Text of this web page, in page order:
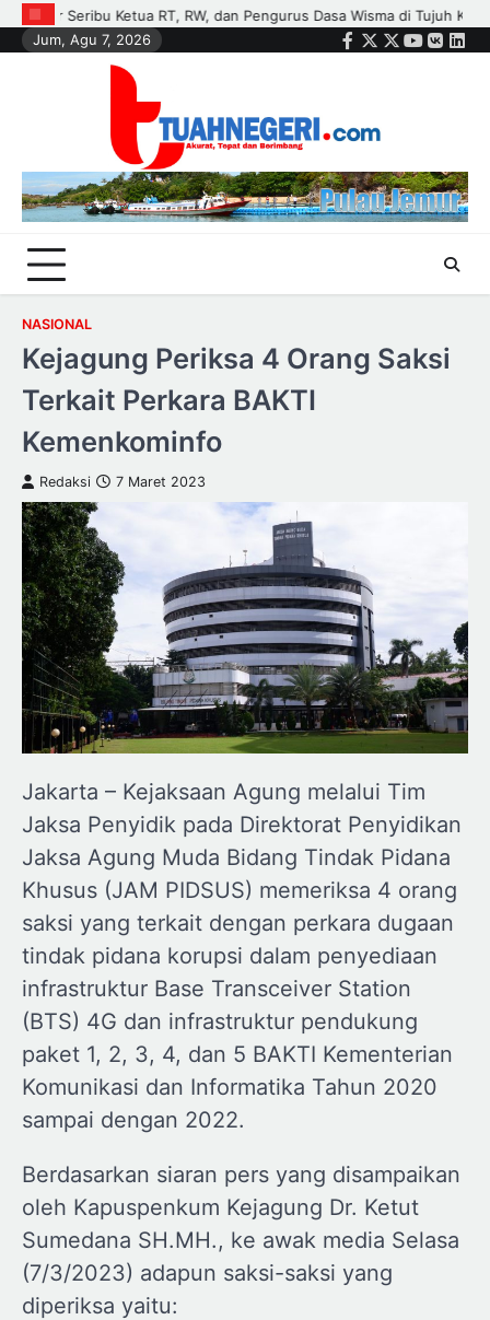
Skip
to
Kecamatan
Polisi dan Petani di Kandis Kawal Jagung 12
Jum, Agu 7, 2026
Facebook
Twitter
Instagram
Youtube
VK
NASIONAL
Kejagung Periksa 4 Orang Saksi
Terkait Perkara BAKTI
Kemenkominfo
Redaksi 7 Maret 2023
Jakarta – Kejaksaan Agung melalui Tim
Jaksa Penyidik pada Direktorat Penyidikan
Jaksa Agung Muda Bidang Tindak Pidana
Khusus (JAM PIDSUS) memeriksa 4 orang
saksi yang terkait dengan perkara dugaan
tindak pidana korupsi dalam penyediaan
infrastruktur Base Transceiver Station
(BTS) 4G dan infrastruktur pendukung
paket 1, 2, 3, 4, dan 5 BAKTI Kementerian
Komunikasi dan Informatika Tahun 2020
sampai dengan 2022.
Berdasarkan siaran pers yang disampaikan
oleh Kapuspenkum Kejagung Dr. Ketut
Sumedana SH.MH., ke awak media Selasa
(7/3/2023) adapun saksi-saksi yang
diperiksa yaitu: